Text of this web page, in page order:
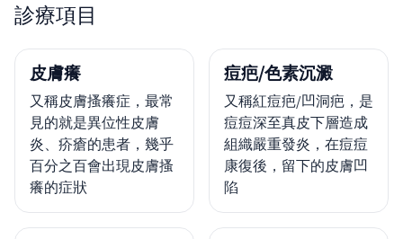
診療項目
皮膚癢
又稱皮膚搔癢症，最常
見的就是異位性皮膚
炎、疥瘡的患者，幾乎
百分之百會出現皮膚搔
癢的症狀
痘疤/色素沉澱
又稱紅痘疤/凹洞疤，是
痘痘深至真皮下層造成
組織嚴重發炎，在痘痘
康復後，留下的皮膚凹
陷